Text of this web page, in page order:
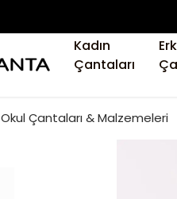
Kadın
Çantaları
Okul Çantaları & Malzemeleri